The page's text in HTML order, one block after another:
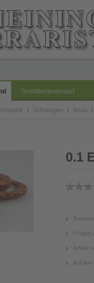
Schildkrötenbedarf
Schlangen Boas
0.1
Fragen
Artikel
Auf den